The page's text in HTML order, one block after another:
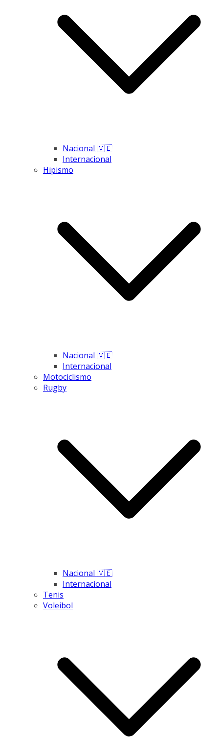
Nacional 🇻🇪
Internacional
Hipismo
Nacional 🇻🇪
Internacional
Motociclismo
Rugby
Nacional 🇻🇪
Internacional
Tenis
Voleibol